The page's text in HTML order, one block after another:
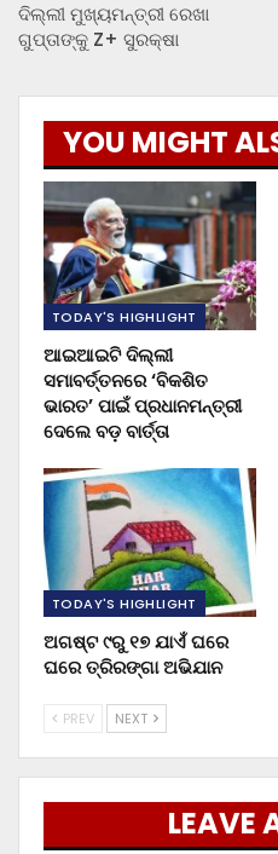
ଦିଲ୍ଲୀ ମୁଖ୍ୟମନ୍ତ୍ରୀ ରେଖା
ଗୁପ୍ତାଙ୍କୁ Z+ ସୁରକ୍ଷା
YOU MIGHT
TODAY'S HIGHLIGHT
ଆଇଆଇଟି ଦିଲ୍ଲୀ
ସମାବର୍ତ୍ତନରେ ‘ବିକଶିତ
ଭାରତ’ ପାଇଁ ପ୍ରଧାନମନ୍ତ୍ରୀ
ଦେଲେ ବଡ଼ ବାର୍ତ୍ତା
TODAY'S HIGHLIGHT
ଅଗଷ୍ଟ ୯ରୁ ୧୭ ଯାଏଁ ଘରେ
ଘରେ ତ୍ରିରଙ୍ଗା ଅଭିଯାନ
PREV NEXT
LEAVE